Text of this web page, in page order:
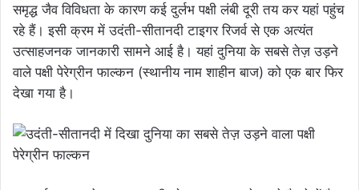
समृद्ध जैव विविधता के कारण कई दुर्लभ पक्षी लंबी दूरी तय कर यहां पहुंच
रहे हैं। इसी क्रम में उदंती-सीतानदी टाइगर रिजर्व से एक अत्यंत
उत्साहजनक जानकारी सामने आई है। यहां दुनिया के सबसे तेज़ उड़ने
वाले पक्षी पेरेग्रीन फाल्कन (स्थानीय नाम शाहीन बाज) को एक बार फिर
देखा गया है।